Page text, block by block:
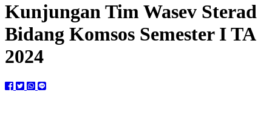
Kunjungan Tim Wasev Sterad
Bidang Komsos Semester I TA
2024